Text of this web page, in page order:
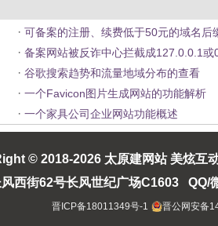
· 可备案的注册、续费低于50元的域名后
· 备案网站被反诈中心拦截成127.0.0.1或
· 谷歌搜索趋势和流量地域分布的查看
· 一个Favicon图片生成网站的功能解析
· 一个家具公司企业网站功能概述
© 2018-2026 太原建网站 美炫互
西街62号长风世纪广场C1603 QQ/
晋ICP备18011349号-1 晋公网安备